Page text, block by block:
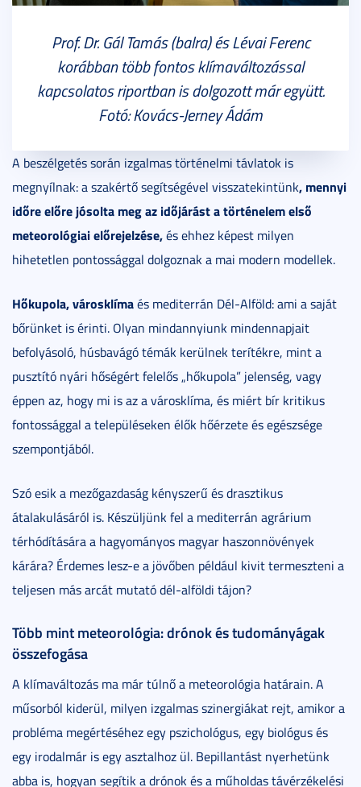
Prof. Dr. Gál Tamás (balra) és Lévai Ferenc
korábban több fontos klímaváltozással
kapcsolatos riportban is dolgozott már együtt.
Fotó: Kovács-Jerney Ádám
A beszélgetés során izgalmas történelmi távlatok is
megnyílnak: a szakértő segítségével visszatekintünk, mennyi
időre előre jósolta meg az időjárást a történelem első
meteorológiai előrejelzése,és ehhez képest milyen
hihetetlen pontossággal dolgoznak a mai modern modellek.
Hőkupola, városklímaés mediterrán Dél-Alföld: ami a saját
bőrünket is érinti. Olyan mindannyiunk mindennapjait
befolyásoló, húsbavágó témák kerülnek terítékre, mint a
pusztító nyári hőségért felelős „hőkupola” jelenség, vagy
éppen az, hogy mi is az a városklíma, és miért bír kritikus
fontossággal a településeken élők hőérzete és egészsége
szempontjából.
Szó esik a mezőgazdaság kényszerű és drasztikus
átalakulásáról is. Készüljünk fel a mediterrán agrárium
térhódítására a hagyományos magyar haszonnövények
kárára? Érdemes lesz-e a jövőben például kivit termeszteni a
teljesen más arcát mutató dél-alföldi tájon?
Több mint meteorológia: drónok és tudományágak
összefogása
A klímaváltozás ma már túlnő a meteorológia határain. A
műsorból kiderül, milyen izgalmas szinergiákat rejt, amikor a
probléma megértéséhez egy pszichológus, egy biológus és
egy irodalmár is egy asztalhoz ül. Bepillantást nyerhetünk
abba is, hogyan segítik a drónok és a műholdas távérzékelési